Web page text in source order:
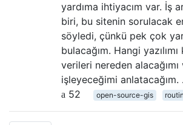
yardıma ihtiyacım var. İş
biri, bu sitenin sorulacak
söyledi, çünkü pek çok
bulacağım. Hangi yazılımı
verileri nereden alacağımı
işleyeceğimi anlatacağım.
52
open-source-gis